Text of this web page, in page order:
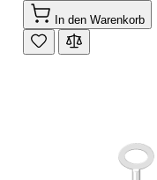
In den Warenkorb